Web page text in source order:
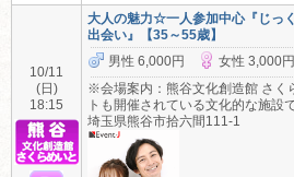
10/11
(日)
18:15
大人の魅力☆一人参加中心『じっ
出会い』【35～55歳】
男性 6,000円
女性 3,000円
※会場案内：熊谷文化創造館 さく
トも開催されている文化的な施設
埼玉県熊谷市拾六間111-1